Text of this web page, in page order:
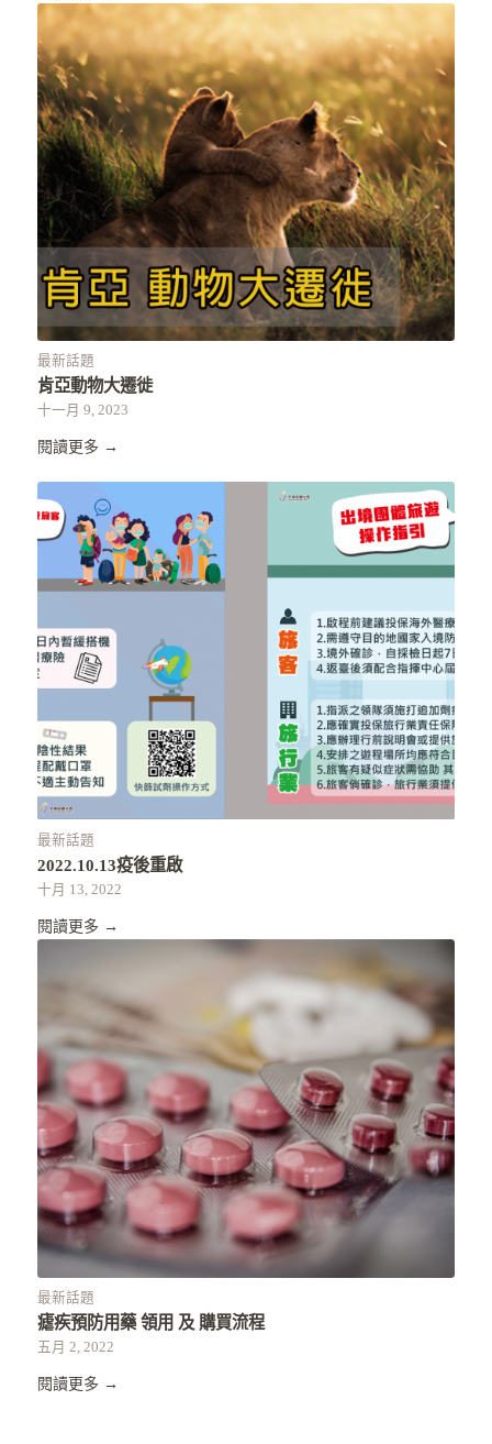
最新話題
肯亞動物大遷徙
十一月 9, 2023
閱讀更多 →
最新話題
2022.10.13疫後重啟
十月 13, 2022
閱讀更多 →
最新話題
瘧疾預防用藥 領用 及 購買流程
五月 2, 2022
閱讀更多 →